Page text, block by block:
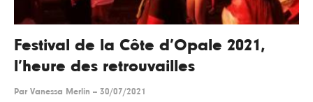
Festival de la Côte d’Opale 2021,
l’heure des retrouvailles
Par Vanessa Merlin -- 30/07/2021